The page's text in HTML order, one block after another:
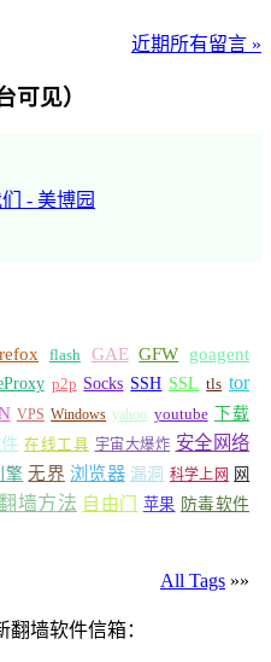
近期所有留言 »
可见）
- 美博园
flash GAE GFW
goagent
p2p Socks SSH SSL tls tor
VPS Windows yahoo youtube 下载
在线工具 宇宙大爆炸 安全网络
擎 无界 浏览器 漏洞 科学上网 网
墙方法 自由门 苹果 防毒软件
All Tags »»
翻墙软件信箱：